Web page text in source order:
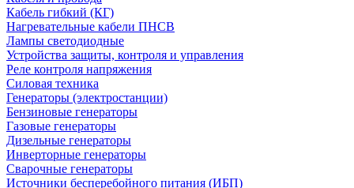
Кабель гибкий (КГ)
Нагревательные кабели ПНСВ
Лампы светодиодные
Устройства защиты, контроля и управления
Реле контроля напряжения
Силовая техника
Генераторы (электростанции)
Бензиновые генераторы
Газовые генераторы
Дизельные генераторы
Инверторные генераторы
Сварочные генераторы
Источники бесперебойного питания (ИБП)